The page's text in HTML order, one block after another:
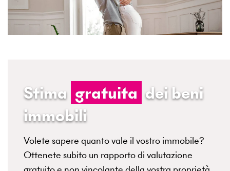
Stima gratuita dei beni
immobili
Volete sapere quanto vale il vostro immobile?
Ottenete subito un rapporto di valutazione